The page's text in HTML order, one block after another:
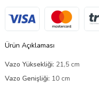
Ürün Açıklaması
Vazo Yüksekliği: 21,5 cm
Vazo Genişliği: 10 cm